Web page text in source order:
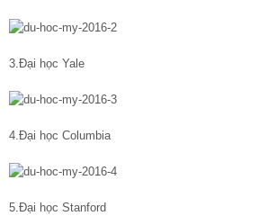
3.Đại học Yale
4.Đại học Columbia
5.Đại học Stanford